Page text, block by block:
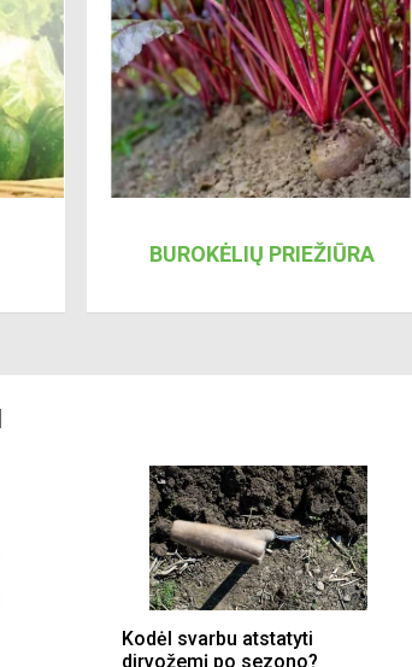
BUROKĖLIŲ PRIEŽIŪRA
Kodėl svarbu atstatyti
dirvožemį po sezono?